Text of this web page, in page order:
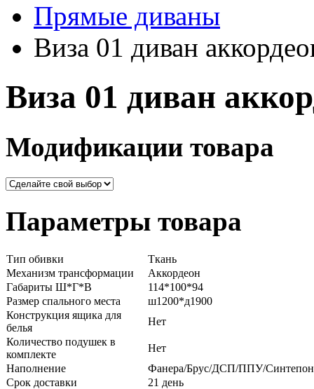
Прямые диваны
Виза 01 диван
Виза 01 диван
Модификации товара
Параметры товара
Тип обивки
Ткань
Механизм трансформации
Аккордеон
Габариты Ш*Г*В
114*100*94
Размер спального места
ш1200*д1900
Конструкция ящика для
белья
Нет
Количество подушек в
комплекте
Нет
Наполнение
Фанера/Брус/ДСП/ППУ/Синтепон/
Срок доставки
21 день